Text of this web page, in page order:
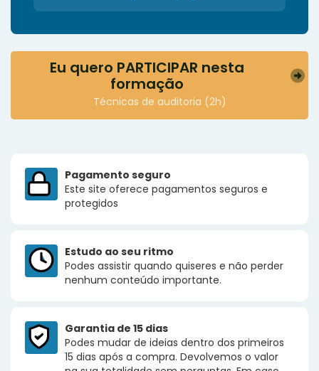
Eu quero PARTICIPAR nesta
formação
Técnicas de auditoria (2h)
Pagamento seguro
Este site oferece pagamentos seguros e
protegidos
Estudo ao seu ritmo
Podes assistir quando quiseres e não perder
nenhum conteúdo importante.
Garantia de 15 dias
Podes mudar de ideias dentro dos primeiros
15 dias após a compra. Devolvemos o valor